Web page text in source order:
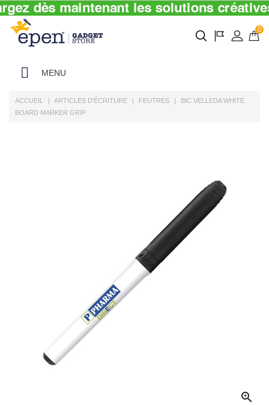
0
MENU
ACCUEIL ARTICLES D'ÉCRITURE FEUTRES
BIC VELLEDA WHITE
BOARD MARKER GRIP
